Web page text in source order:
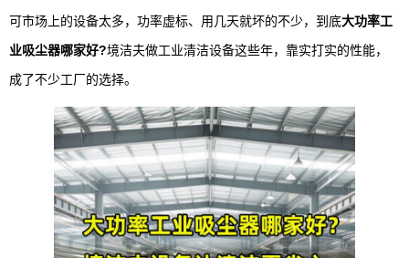
可市场上的设备太多，功率虚标、用几天就坏的不少，到底大功率工
业吸尘器哪家好?境洁夫做工业清洁设备这些年，靠实打实的性能，
成了不少工厂的选择。